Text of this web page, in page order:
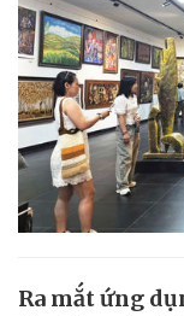
Ra mắt ứng